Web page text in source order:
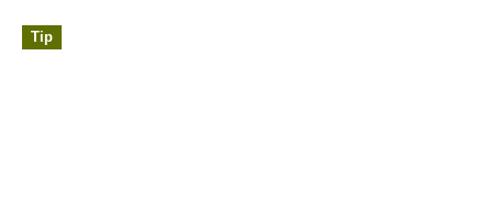
Tip